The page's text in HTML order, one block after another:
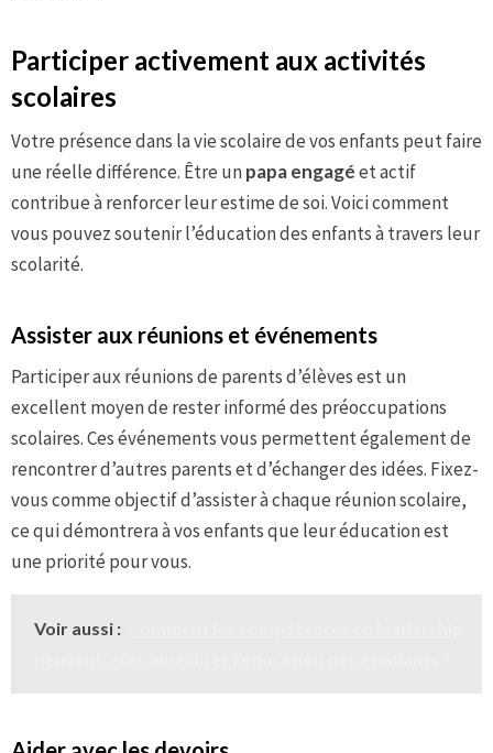
Participer activement aux activités
scolaires
Votre présence dans la vie scolaire de vos enfants peut faire
une réelle différence. Être unpapa engagéet actif
contribue à renforcer leur estime de soi. Voici comment
vous pouvez soutenir l’éducation des enfants à travers leur
scolarité.
Assister aux réunions et événements
Participer aux réunions de parents d’élèves est un
excellent moyen de rester informé des préoccupations
scolaires. Ces événements vous permettent également de
rencontrer d’autres parents et d’échanger des idées. Fixez-
vous comme objectif d’assister à chaque réunion scolaire,
ce qui démontrera à vos enfants que leur éducation est
une priorité pour vous.
Voir aussi :